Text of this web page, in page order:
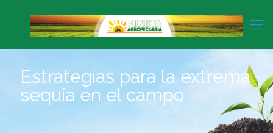
Estrategias para la extrema
sequía en el campo